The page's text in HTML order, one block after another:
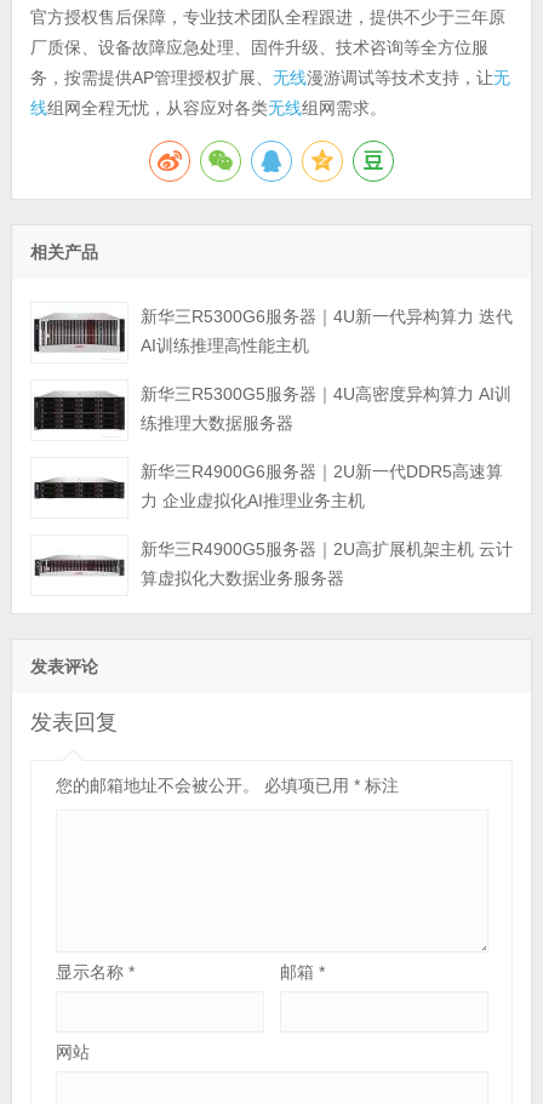
官方授权售后保障，专业技术团队全程跟进，提供不少于三年原
厂质保、设备故障应急处理、固件升级、技术咨询等全方位服
务，按需提供AP管理授权扩展、 无线漫游调试等技术支持，让无
线组网全程无忧，从容应对各类无线组网需求。
相关产品
新华三R5300G6服务器｜4U新一代异构算力 迭代
AI训练推理高性能主机
新华三R5300G5服务器｜4U高密度异构算力 AI训
练推理大数据服务器
新华三R4900G6服务器｜2U新一代DDR5高速算
力 企业虚拟化AI推理业务主机
新华三R4900G5服务器｜2U高扩展机架主机 云计
算虚拟化大数据业务服务器
发表评论
发表回复
您的邮箱地址不会被公开。 必填项已用 *标注
显示名称 * 邮箱*
网站